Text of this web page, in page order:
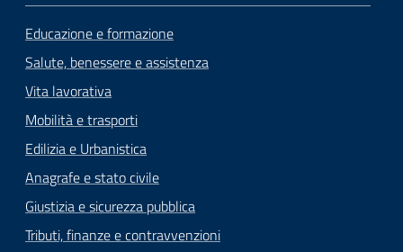
Educazione e formazione
Salute, benessere e assistenza
Vita lavorativa
Mobilità e trasporti
Edilizia e Urbanistica
Anagrafe e stato civile
Giustizia e sicurezza pubblica
Tributi, finanze e contravvenzioni